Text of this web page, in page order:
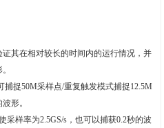
其在相对较长的时间内的运行情况，并
捉50M采样点/重复触发模式捕捉12.5M
形。
采样率为2.5GS/s，也可以捕获0.2秒的波